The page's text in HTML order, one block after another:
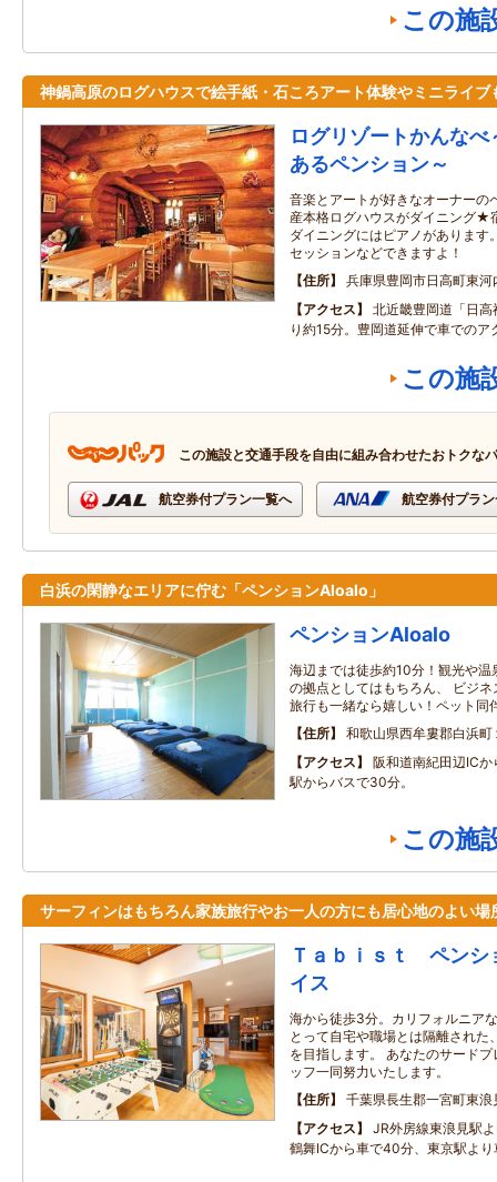
この施
神鍋高原のログハウスで絵手紙・石ころアート体験やミニライブ
ログリゾートかんな
あるペンション～
音楽とアートが好きなオーナー
産本格ログハウスがダイニング
ダイニングにはピアノがあります
セッションなどできますよ！
住所
兵庫県豊岡市日高町東
アクセス
北近畿豊岡道「日
り約15分。豊岡道延伸で車での
この施
この施設と交通手段を自由に組み合わせたおトクな
航空券付プラン一覧へ 航空券付プラ
白浜の閑静なエリアに佇む「ペンションAloalo」
ペンションAloalo
海辺までは徒歩約10分！観光や
の拠点としてはもちろん、 ビジ
旅行も一緒なら嬉しい！ペット同
住所
和歌山県西牟婁郡白浜町
アクセス
阪和道南紀田辺IC
駅からバスで30分。
この施
サーフィンはもちろん家族旅行やお一人の方にも居心地のよい場
Ｔａｂｉｓｔ ペン
イス
海から徒歩3分。カリフォルニア
とって自宅や職場とは隔離された
を目指します。 あなたのサード
ッフ一同努力いたします。
住所
千葉県長生郡一宮町東
アクセス
JR外房線東浪見駅
鶴舞ICから車で40分、東京駅よ